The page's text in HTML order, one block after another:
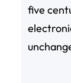
five